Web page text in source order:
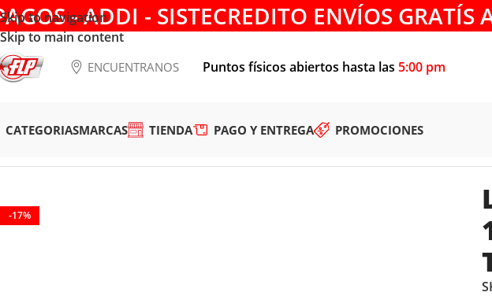
Skip to navigation
Skip to main content
- ADDI - SISTECREDITO ENVÍOS
ENCUENTRANOS Puntos físicos abiertos hasta las 5:00 pm
CATEGORIASMARCAS TIENDA PAGO Y ENTREGA PROMOCIONES
-17%